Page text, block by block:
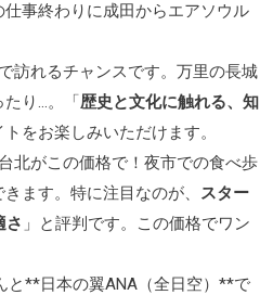
仕事終わりに成田からエアソウル
訪れるチャンスです。万里の長城
たり…。「歴史と文化に触れる、知
をお楽しみいただけます。
北がこの価格で！夜市での食べ歩
ます。特に注目なのが、 スター
さ 」と評判です。この価格でワン
と**日本の翼ANA（全日空）**で